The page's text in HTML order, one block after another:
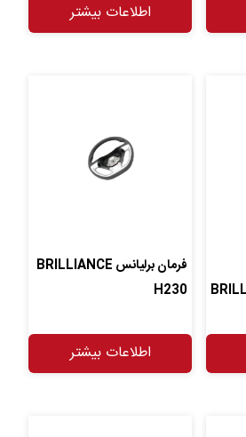
اطلاعات بیشتر
فرمان برلیانس BRILLIANCE
H230
اطلاعات بیشتر